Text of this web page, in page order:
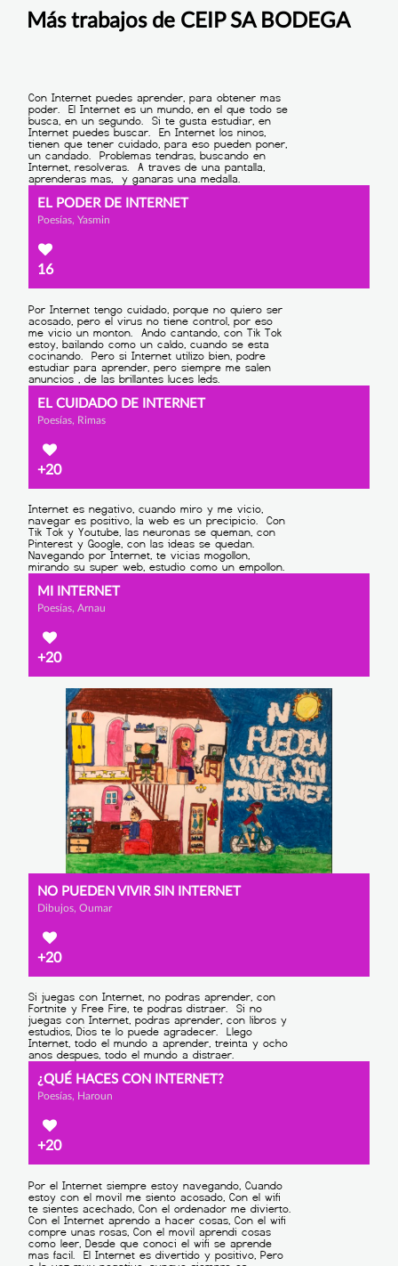
Más trabajos de CEIP SA BODEGA
EL PODER DE INTERNET
Poesías, Yasmin
16
EL CUIDADO DE INTERNET
Poesías, Rimas
+20
MI INTERNET
Poesías, Arnau
+20
NO PUEDEN VIVIR SIN INTERNET
Dibujos, Oumar
+20
¿QUÉ HACES CON INTERNET?
Poesías, Haroun
+20